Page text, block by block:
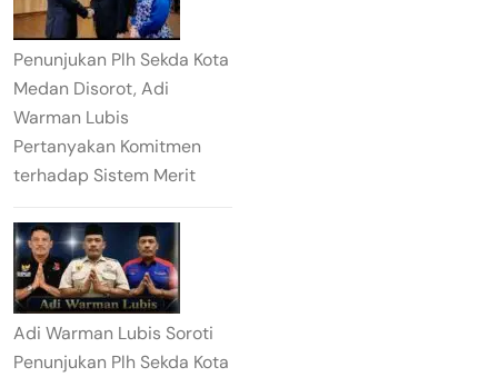
Penunjukan Plh Sekda Kota
Medan Disorot, Adi
Warman Lubis
Pertanyakan Komitmen
terhadap Sistem Merit
Adi Warman Lubis Soroti
Penunjukan Plh Sekda Kota